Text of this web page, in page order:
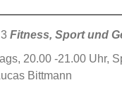
Fitness, Sport und
20.00 -21.00 Uhr,
Bittmann